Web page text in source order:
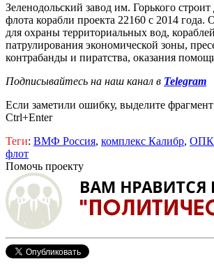
Зеленодольский завод им. Горького
флота корабли проекта 22160 с 2014 года.
для охраны территориальных вод,
патрулирования экономической зоны,
контрабанды и пиратства, оказания
Подписывайтесь на наш канал в Telegram
Если заметили ошибку, выделите
Ctrl+Enter
Теги: ВМФ Россия, комплекс Калибр, ОПК
флот
Помочь проекту